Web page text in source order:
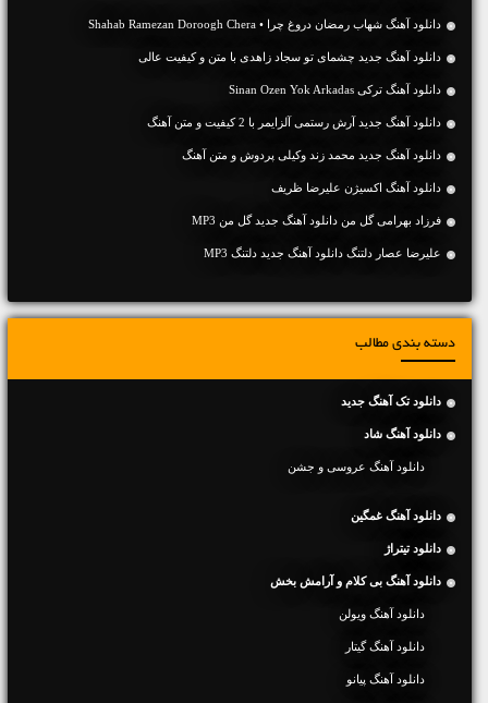
دانلود آهنگ شهاب رمضان دروغ چرا • Shahab Ramezan Doroogh Chera
دانلود آهنگ جديد چشمای تو سجاد زاهدی با متن و کیفیت عالی
دانلود آهنگ ترکی Sinan Ozen Yok Arkadas
دانلود آهنگ جديد آرش رستمی آلزایمر با 2 کیفیت و متن آهنگ
دانلود آهنگ جديد محمد زند وکیلی پردوش و متن آهنگ
دانلود آهنگ اکسیژن علیرضا ظریف
فرزاد بهرامی گل من دانلود آهنگ جدید گل من MP3
علیرضا عصار دلتنگ دانلود آهنگ جدید دلتنگ MP3
دسته بندی مطالب
دانلود تک آهنگ جدید
دانلود آهنگ شاد
دانلود آهنگ عروسی و جشن
دانلود آهنگ غمگین
دانلود تیتراژ
دانلود آهنگ بی کلام و آرامش بخش
دانلود آهنگ ویولن
دانلود آهنگ گیتار
دانلود آهنگ پیانو